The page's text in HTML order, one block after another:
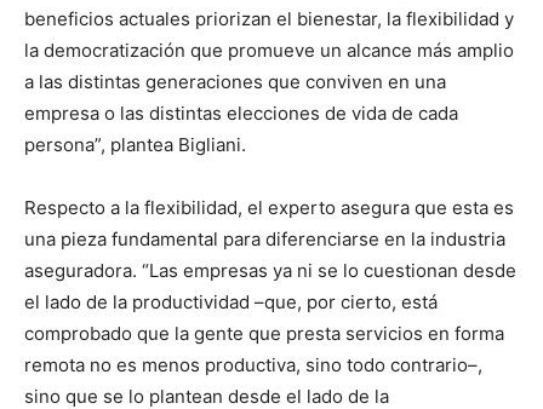
beneficios actuales priorizan el bienestar, la flexibilidad y
la democratización que promueve un alcance más amplio
a las distintas generaciones que conviven en una
empresa o las distintas elecciones de vida de cada
persona”, plantea Bigliani.
Respecto a la flexibilidad, el experto asegura que esta es
una pieza fundamental para diferenciarse en la industria
aseguradora. “Las empresas ya ni se lo cuestionan desde
el lado de la productividad –que, por cierto, está
comprobado que la gente que presta servicios en forma
remota no es menos productiva, sino todo contrario–,
sino que se lo plantean desde el lado de la